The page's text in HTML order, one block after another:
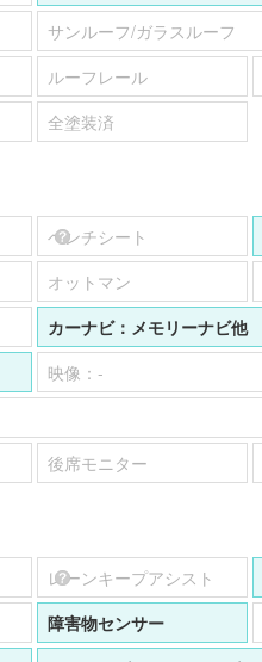
サンルーフ/ガラスルーフ
ルーフレール
全塗装済
ベンチシート
オットマン
カーナビ： メモリーナビ他
映像： -
後席モニター
レーンキープアシスト
障害物センサー